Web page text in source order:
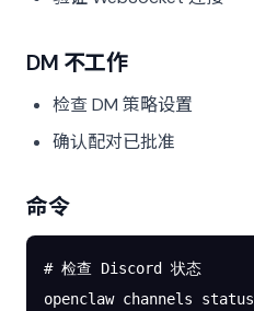
DM 不工作
检查 DM 策略设置
确认配对已批准
命令
# 检查 Discord 状态
openclaw channels status